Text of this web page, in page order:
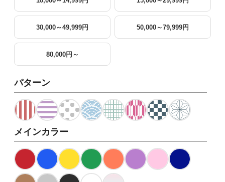
30,000～49,999円 50,000～79,999円
80,000円～
パターン
メインカラー